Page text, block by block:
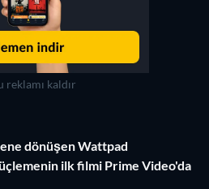
reklamı kaldır
dönüşen Wattpad
ilk filmi Prime Video'da